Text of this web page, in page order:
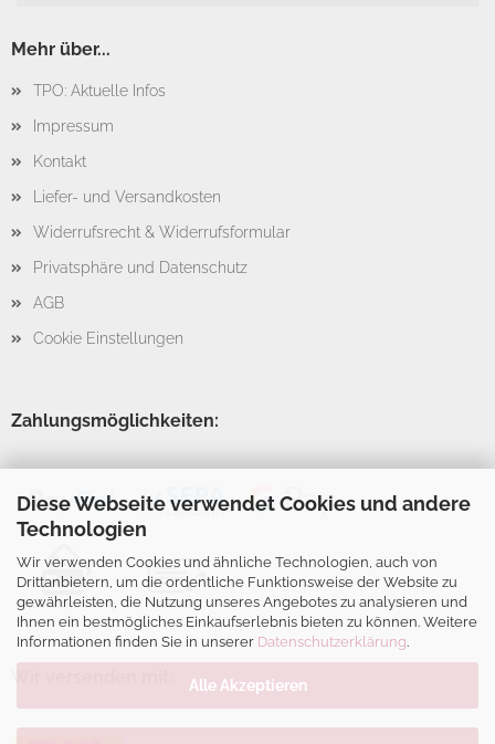
Diese Webseite verwendet Cookies und andere
Technologien
Wir verwenden Cookies und ähnliche Technologien, auch von
Drittanbietern, um die ordentliche Funktionsweise der Website zu
gewährleisten, die Nutzung unseres Angebotes zu analysieren und
Ihnen ein bestmögliches Einkaufserlebnis bieten zu können. Weitere
Informationen finden Sie in unserer Datenschutzerklärung.
Alle Akzeptieren
Mehr über...
TPO: Aktuelle Infos
Impressum
Kontakt
Liefer- und Versandkosten
Widerrufsrecht & Widerrufsformular
Privatsphäre und Datenschutz
AGB
Cookie Einstellungen
Zahlungsmöglichkeiten: